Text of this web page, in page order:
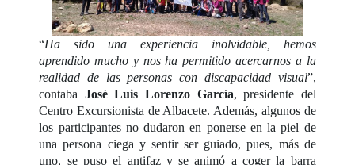
“Ha sido una experiencia inolvidable, hemos
aprendido mucho y nos ha permitido acercarnos a la
realidad de las personas con discapacidad visual”,
contaba José Luis Lorenzo García, presidente del
Centro Excursionista de Albacete. Además, algunos de
los participantes no dudaron en ponerse en la piel de
una persona ciega y sentir ser guiado, pues, más de
uno, se puso el antifaz y se animó a coger la barra